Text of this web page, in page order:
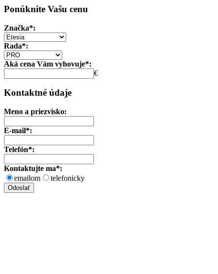
Ponúknite Vašu cenu
Značka*:
Rada*:
Aká cena Vám vyhovuje*:
€
Kontaktné údaje
Meno a priezvisko:
E-mail*:
Telefón*:
Kontaktujte ma*:
emailom
telefonicky